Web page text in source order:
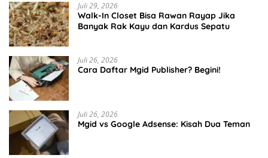
Juli 29, 2026
Walk-In Closet Bisa Rawan Rayap Jika
Banyak Rak Kayu dan Kardus Sepatu
Juli 26, 2026
Cara Daftar Mgid Publisher? Begini!
Juli 26, 2026
Mgid vs Google Adsense: Kisah Dua Teman